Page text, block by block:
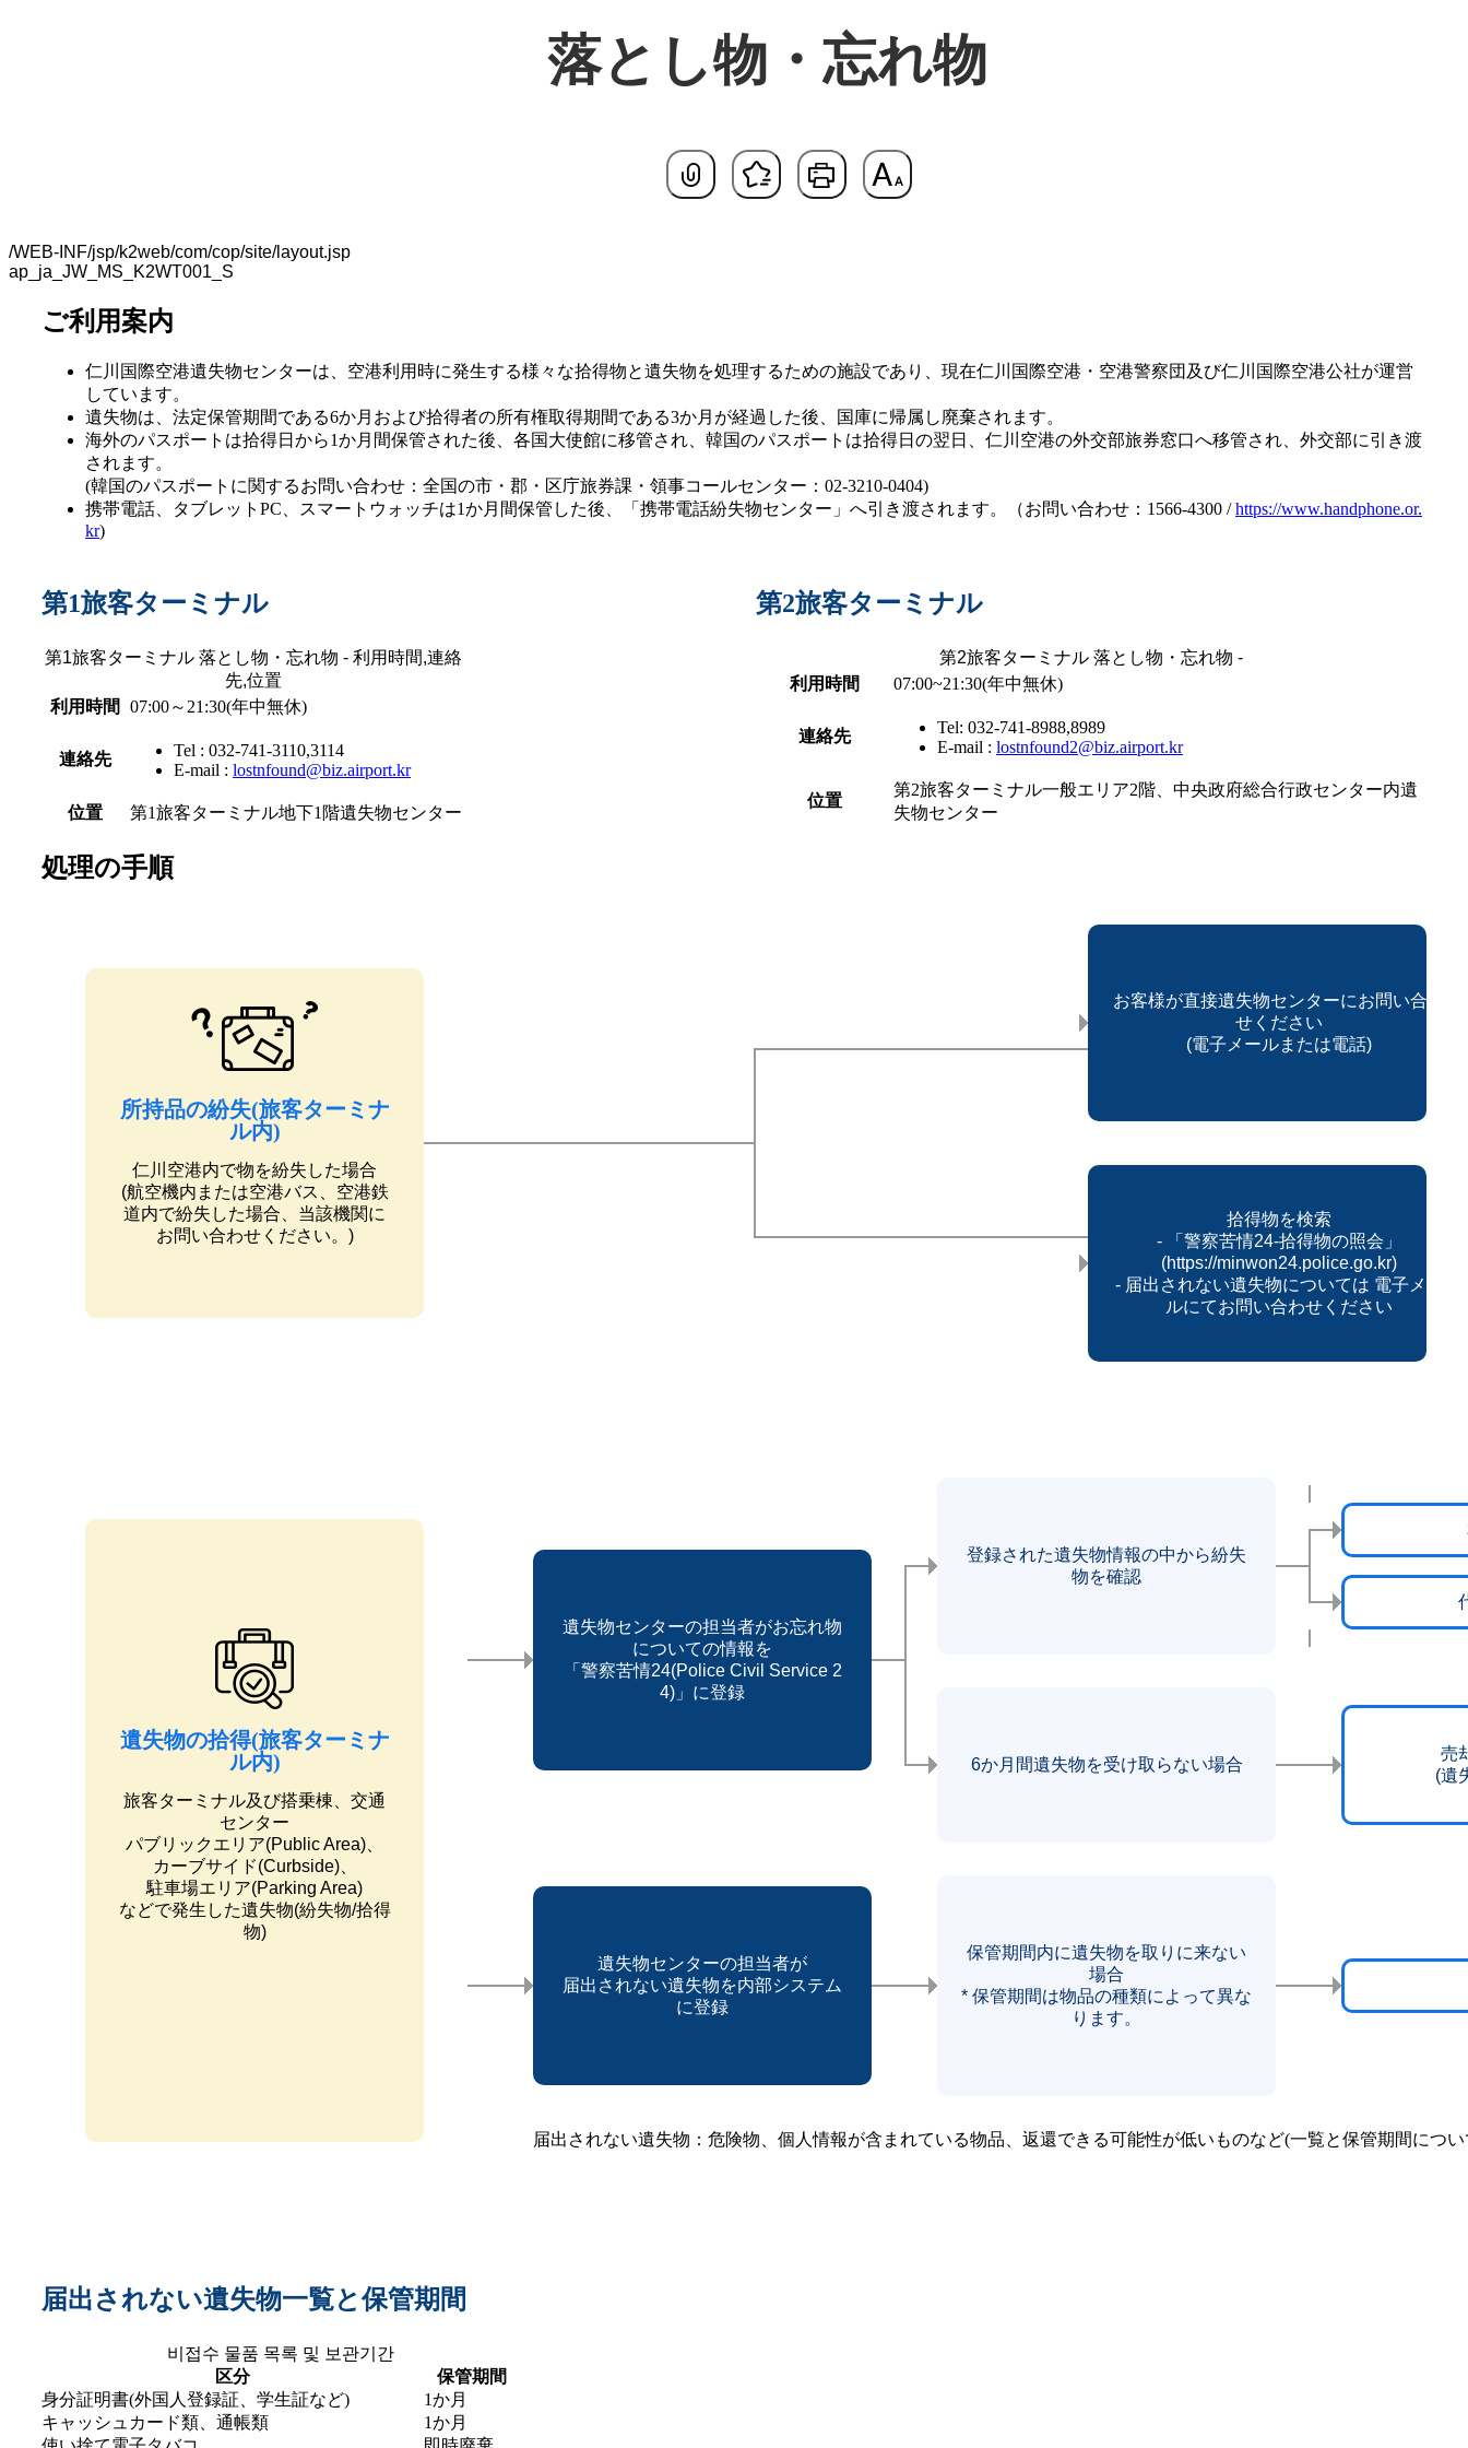
落とし物・忘れ物
/WEB-INF/jsp/k2web/com/cop/site/layout.jsp
ap_ja_JW_MS_K2WT001_S
ご利用案内
仁川国際空港遺失物センターは、空港利用時に発生する様々な拾得物と遺失物を処理するための施設であり、現在仁川国際空港・空港警察団及び仁川国際空港公社が運営
しています。
遺失物は、法定保管期間である6か月および拾得者の所有権取得期間である3か月が経過した後、国庫に帰属し廃棄されます。
海外のパスポートは拾得日から1か月間保管された後、各国大使館に移管され、韓国のパスポートは拾得日の翌日、仁川空港の外交部旅券窓口へ移管され、外交部に引き渡
されます。
(韓国のパスポートに関するお問い合わせ：全国の市・郡・区庁旅券課・領事コールセンター：02-3210-0404)
携帯電話、タブレットPC、スマートウォッチは1か月間保管した後、「携帯電話紛失物センター」へ引き渡されます。（お問い合わせ：1566-4300 /https://www.handphone.or.
kr)
第1旅客ターミナル
第1旅客ターミナル 落とし物・忘れ物 - 利用時間,連絡
先,位置
利用時間
07:00～21:30(年中無休)
連絡先
Tel : 032-741-3110,3114
E-mail : lostnfound@biz.airport.kr
位置 第1旅客ターミナル地下1階遺失物センター
第2旅客ターミナル
第2旅客ターミナル 落とし物・忘れ物 -
利用時間
07:00~21:30(年中無休)
連絡先
Tel: 032-741-8988,8989
E-mail : lostnfound2@biz.airport.kr
位置
第2旅客ターミナル一般エリア2階、中央政府総合行政センター内遺
失物センター
処理の手順
所持品の紛失(旅客ターミナ
ル内)
仁川空港内で物を紛失した場合
(航空機内または空港バス、空港鉄
道内で紛失した場合、当該機関に
お問い合わせください。)
お客様が直接遺失物センターにお問い合わ
せください
(電子メールまたは電話)
拾得物を検索
- 「警察苦情24-拾得物の照会」
(https://minwon24.police.go.kr)
- 届出されない遺失物については 電子メー
ルにてお問い合わせください
遺失物の拾得(旅客ターミナ
ル内)
旅客ターミナル及び搭乗棟、交通
センター
パブリックエリア(Public Area)、
カーブサイド(Curbside)、
駐車場エリア(Parking Area)
などで発生した遺失物(紛失物/拾得
物)
遺失物センターの担当者がお忘れ物
についての情報を
「警察苦情24(Police Civil Service 2
4)」に登録
登録された遺失物情報の中から紛失
物を確認
6か月間遺失物を受け取らない場合
売
(遺
遺失物センターの担当者が
届出されない遺失物を内部システム
に登録
保管期間内に遺失物を取りに来ない
場合
* 保管期間は物品の種類によって異な
ります。
届出されない遺失物：危険物、個人情報が含まれている物品、返還できる可能性が低いものなど(一覧と保管期間につ
届出されない遺失物一覧と保管期間
비접수 물품 목록 및 보관기간
区分
保管期間
身分証明書(外国人登録証、学生証など)
1か月
キャッシュカード類、通帳類
1か月